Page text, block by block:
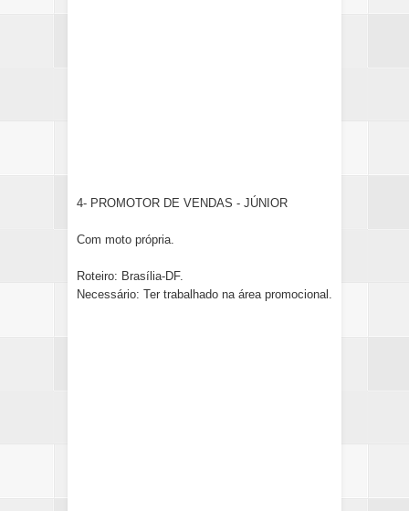
4- PROMOTOR DE VENDAS - JÚNIOR
Com moto própria.
Roteiro: Brasília-DF.
Necessário: Ter trabalhado na área promocional.